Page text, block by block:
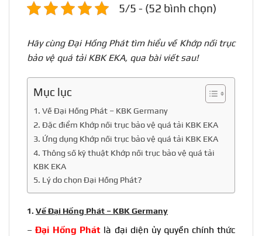
5/5 - (52 bình chọn)
Hãy cùng Đại Hồng Phát tìm hiểu về Khớp nối trục
bảo vệ quá tải KBK EKA, qua bài viết sau!
Mục lục
1. Về Đại Hồng Phát – KBK Germany
2. Đặc điểm Khớp nối trục bảo vệ quá tải KBK EKA
3. Ứng dụng Khớp nối trục bảo vệ quá tải KBK EKA
4. Thông số kỹ thuật Khớp nối trục bảo vệ quá tải
KBK EKA
5. Lý do chọn Đại Hồng Phát?
1. Về Đại Hồng Phát – KBK Germany
–Đại Hồng Phát là đại diện ủy quyền chính thức